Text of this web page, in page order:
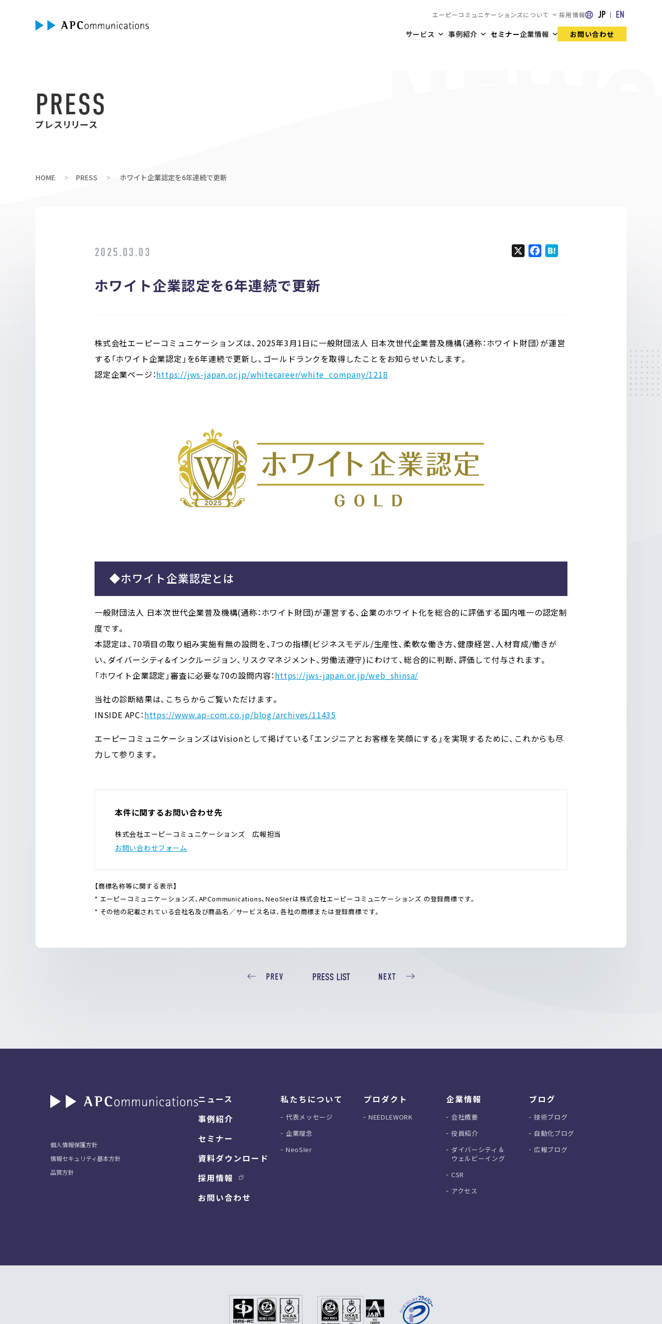
エーピーコミュニケーションズについて 採用情報 JP EN
サービス 事例紹介 セミナー企業情報 お問い合わせ
PRESS
プレスリリース
HOME PRESS ホワイト企業認定を6年連続で更新
2025.03.03
ホワイト企業認定を6年連続で更新
X F
a
k
株式会社エーピーコミュニケーションズは、2025年3月1日に一般財団法人 日本次世代企業普及機構（通称：ホワイト財団）が運営
する「ホワイト企業認定」を6年連続で更新し、ゴールドランクを取得したことをお知らせいたします。
認定企業ページ：https://jws-japan.or.jp/whitecareer/white_company/1218
◆ホワイト企業認定とは
一般財団法人 日本次世代企業普及機構(通称：ホワイト財団)が運営する、企業のホワイト化を総合的に評価する国内唯一の認定制
度です。
本認定は、70項目の取り組み実施有無の設問を、7つの指標(ビジネスモデル/生産性、柔軟な働き方、健康経営、人材育成/働きが
い、ダイバーシティ&インクルージョン、リスクマネジメント、労働法遵守)にわけて、総合的に判断、評価して付与されます。
「ホワイト企業認定」審査に必要な70の設問内容：https://jws-japan.or.jp/web_shinsa/
当社の診断結果は、こちらからご覧いただけます。
INSIDE APC：https://www.ap-com.co.jp/blog/archives/11435
エーピーコミュニケーションズはVisionとして掲げている「エンジニアとお客様を笑顔にする」を実現するために、これからも尽
力して参ります。
本件に関するお問い合わせ先
株式会社エーピーコミュニケーションズ 広報担当
お問い合わせフォーム
【商標名称等に関する表示】
* エーピーコミュニケーションズ、APCommunications、NeoSIerは株式会社エーピーコミュニケーションズ の登録商標です。
* その他の記載されている会社名及び商品名／サービス名は、各社の商標または登録商標です。
PREV PRESS LIST NEXT
個人情報保護方針
情報セキュリティ基本方針
品質方針
ニュース
事例紹介
セミナー
資料ダウンロード
採用情報
お問い合わせ
私たちについて
代表メッセージ
企業理念
NeoSIer
プロダクト
NEEDLEWORK
企業情報
会社概要
役員紹介
ダイバーシティ＆
ウェルビーイング
CSR
アクセス
ブログ
技術ブログ
自動化ブログ
広報ブログ